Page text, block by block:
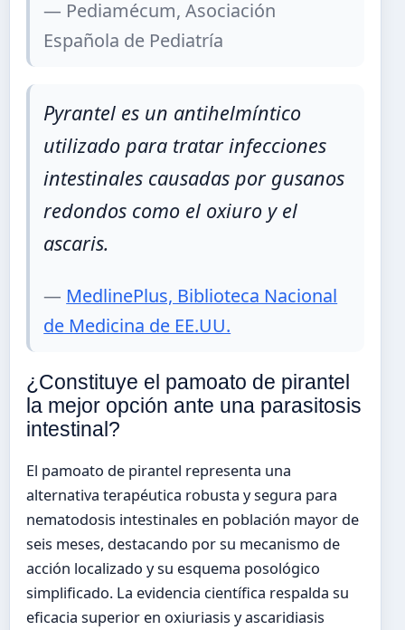
— Pediamécum, Asociación
Española de Pediatría
Pyrantel es un antihelmíntico
utilizado para tratar infecciones
intestinales causadas por gusanos
redondos como el oxiuro y el
ascaris.
— MedlinePlus, Biblioteca Nacional
de Medicina de EE.UU.
¿Constituye el pamoato de pirantel
la mejor opción ante una parasitosis
intestinal?
El pamoato de pirantel representa una
alternativa terapéutica robusta y segura para
nematodosis intestinales en población mayor de
seis meses, destacando por su mecanismo de
acción localizado y su esquema posológico
simplificado. La evidencia científica respalda su
eficacia superior en oxiuriasis y ascaridiasis